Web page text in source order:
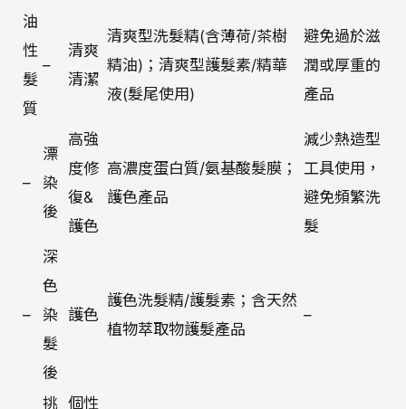
油
性
髮
質
–
清爽
清潔
清爽型洗髮精(含薄荷/茶樹
精油)；清爽型護髮素/精華
液(髮尾使用)
避免過於滋
潤或厚重的
產品
–
漂
染
後
高強
度修
復&
護色
高濃度蛋白質/氨基酸髮膜；
護色產品
減少熱造型
工具使用，
避免頻繁洗
髮
–
深
色
染
髮
後
護色
護色洗髮精/護髮素；含天然
植物萃取物護髮產品
–
挑 個性